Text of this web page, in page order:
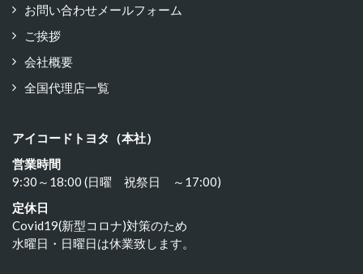
お問い合わせメールフォーム
ご挨拶
会社概要
全国代理店一覧
アイコードトヨタ（本社）
営業時間
9:30～18:00 (日曜 祝祭日 ～17:00)
定休日
Covid19(新型コロナ)対策のため
水曜日・日曜日は休業致します。